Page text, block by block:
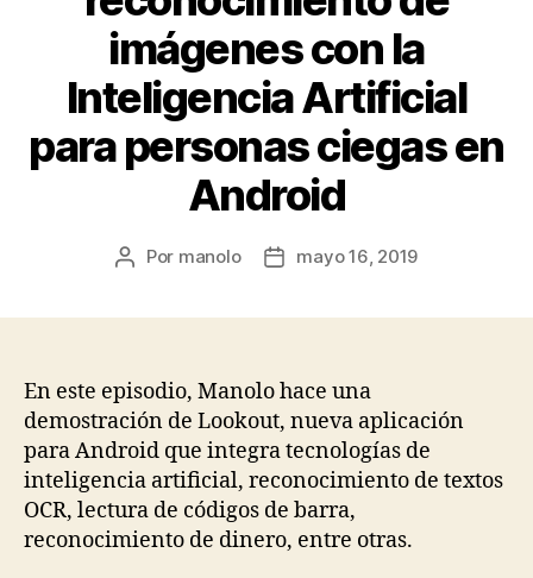
imágenes con la
Inteligencia Artificial
para personas ciegas en
Android
Autor
Por manolo
Fechamayo 16, 2019
En este episodio, Manolo hace una
demostración de Lookout, nueva aplicación
para Android que integra tecnologías de
inteligencia artificial, reconocimiento de textos
OCR, lectura de códigos de barra,
reconocimiento de dinero, entre otras.